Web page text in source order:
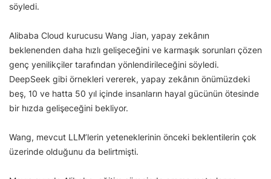
söyledi.
Alibaba Cloud kurucusu Wang Jian, yapay zekânın
beklenenden daha hızlı gelişeceğini ve karmaşık sorunları çözen
genç yenilikçiler tarafından yönlendirileceğini söyledi.
DeepSeek gibi örnekleri vererek, yapay zekânın önümüzdeki
beş, 10 ve hatta 50 yıl içinde insanların hayal gücünün ötesinde
bir hızda gelişeceğini bekliyor.
Wang, mevcut LLM’lerin yeteneklerinin önceki beklentilerin çok
üzerinde olduğunu da belirtmişti.